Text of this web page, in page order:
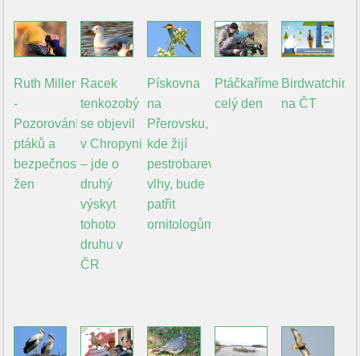
Ruth Miller
-
Pozorování
ptáků a
bezpečnost
žen
Racek
tenkozobý
se objevil
v Chropyni
– jde o
druhý
výskyt
tohoto
druhu v
ČR
Pískovna
na
Přerovsku,
kde žijí
pestrobarevné
vlhy, bude
patřit
ornitologům
Ptáčkaříme
celý den
na ČT